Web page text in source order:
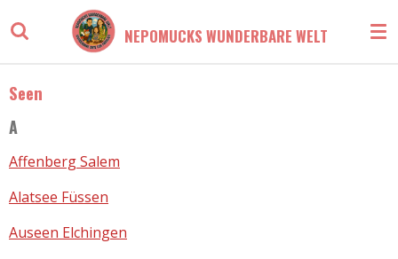
Hauptinhalt
NEPOMUCKS WUNDERBARE WELT
Seen
A
Affenberg Salem
Alatsee Füssen
Auseen Elchingen